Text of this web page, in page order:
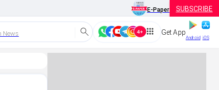
E-Paper SUBSCRIBE
News Get App
Android iOS